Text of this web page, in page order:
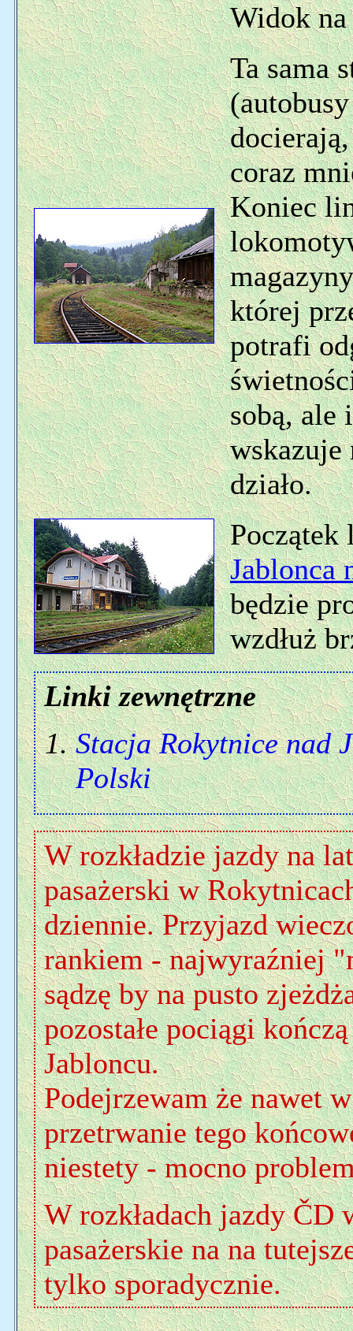
Widok
Ta sama
coraz
Koniec
której
potrafi
sobą, ale
wskazuje
działo.
Jablonca
będzie
wzdłuż
Linki zewnętrzne
Stacja Rokytnice nad
Polski
W rozkładzie jazdy na
pasażerski w
dziennie. Przyjazd
rankiem - najwyraźniej
sądzę by na pusto
pozostałe pociągi
Jabloncu.
Podejrzewam że nawet
przetrwanie tego
niestety - mocno
W rozkładach jazdy ČD
pasażerskie na na
tylko sporadycznie.